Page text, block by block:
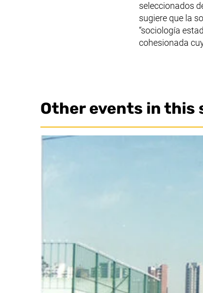
seleccionados
sugiere que la
“sociología
cohesionada
Other events in this